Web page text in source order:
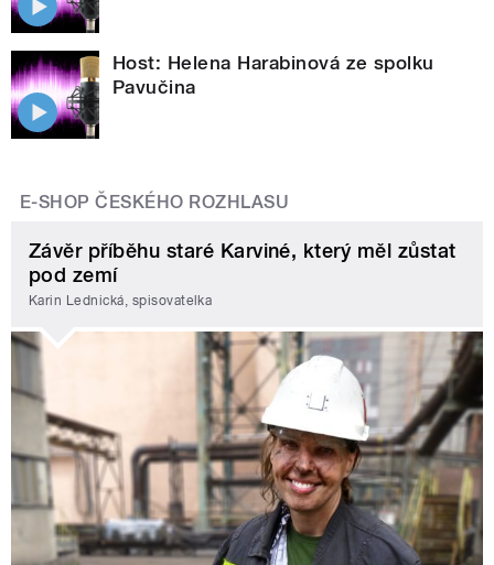
Host: Helena Harabinová ze spolku
Pavučina
E-SHOP ČESKÉHO ROZHLASU
Závěr příběhu staré Karviné, který měl zůstat
pod zemí
Karin Lednická, spisovatelka